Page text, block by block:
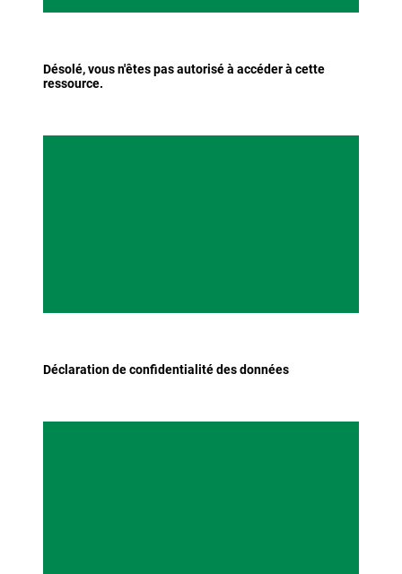
Désolé, vous n'êtes pas autorisé à accéder à cette
ressource.
Déclaration de confidentialité des données